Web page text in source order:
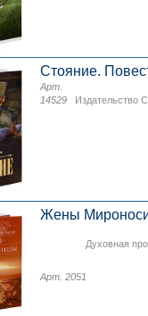
Стояние.
Издательство
Арт.
14529
Жены
Духовная
Арт. 2051